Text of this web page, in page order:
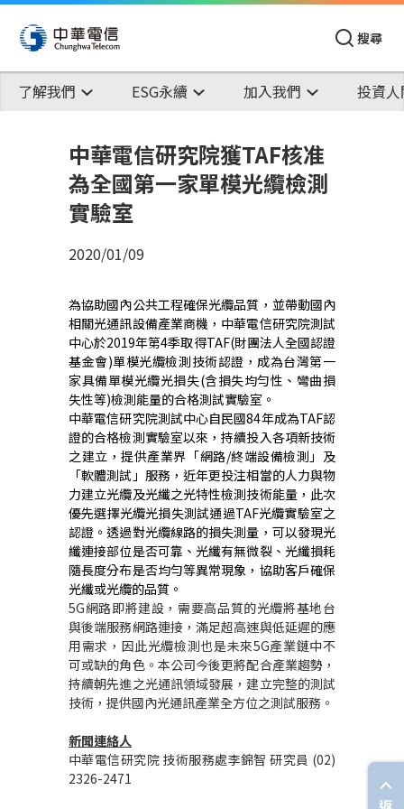
搜尋
了解我們 ESG永續 加入我們 投資
中華電信研究院獲TAF核准
為全國第一家單模光纜檢測
實驗室
2020/01/09
為協助國內公共工程確保光纜品質，並帶動國內
相關光通訊設備產業商機，中華電信研究院測試
中心於2019年第4季取得TAF(財團法人全國認證
基金會)單模光纜檢測技術認證，成為台灣第一
家具備單模光纜光損失(含損失均勻性、彎曲損
失性等)檢測能量的合格測試實驗室。
中華電信研究院測試中心自民國84年成為TAF認
證的合格檢測實驗室以來，持續投入各項新技術
之建立，提供產業界「網路/終端設備檢測」及
「軟體測試」服務，近年更投注相當的人力與物
力建立光纜及光纖之光特性檢測技術能量，此次
優先選擇光纜光損失測試通過TAF光纜實驗室之
認證。透過對光纜線路的損失測量，可以發現光
纖連接部位是否可靠、光纖有無微裂、光纖損耗
隨長度分布是否均勻等異常現象，協助客戶確保
光纖或光纜的品質。
5G網路即將建設，需要高品質的光纜將基地台
與後端服務網路連接，滿足超高速與低延遲的應
用需求，因此光纜檢測也是未來5G產業鏈中不
可或缺的角色。本公司今後更將配合產業趨勢，
持續朝先進之光通訊領域發展，建立完整的測試
技術，提供國內光通訊產業全方位之測試服務。
新聞連絡人
中華電信研究院 技術服務處李錦智 研究員 (02)
2326-2471